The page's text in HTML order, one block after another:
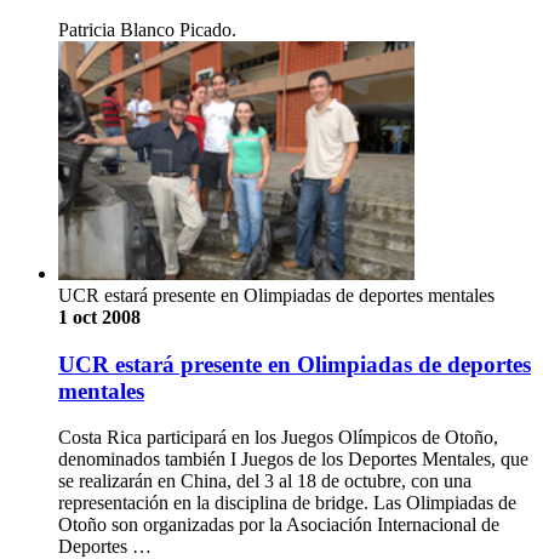
Patricia Blanco Picado.
UCR estará presente en Olimpiadas de deportes mentales
1 oct 2008
UCR estará presente en Olimpiadas de deportes
mentales
Costa Rica participará en los Juegos Olímpicos de Otoño,
denominados también I Juegos de los Deportes Mentales, que
se realizarán en China, del 3 al 18 de octubre, con una
representación en la disciplina de bridge. Las Olimpiadas de
Otoño son organizadas por la Asociación Internacional de
Deportes …